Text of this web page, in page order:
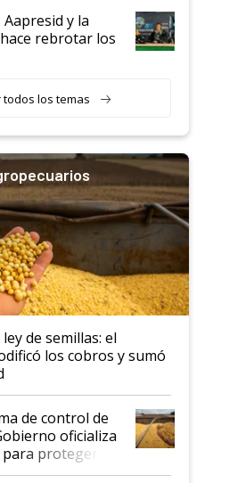
y la
rebrotar los
todos los temas
de semillas: el
los cobros y sumó
de control de
oficializa
proteger la